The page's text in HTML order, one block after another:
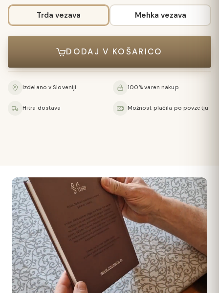
Trda vezava Mehka vezava
DODAJ V KOŠARICO
Izdelano v Sloveniji 100% varen nakup
Hitra dostava Možnost plačila po povzetju